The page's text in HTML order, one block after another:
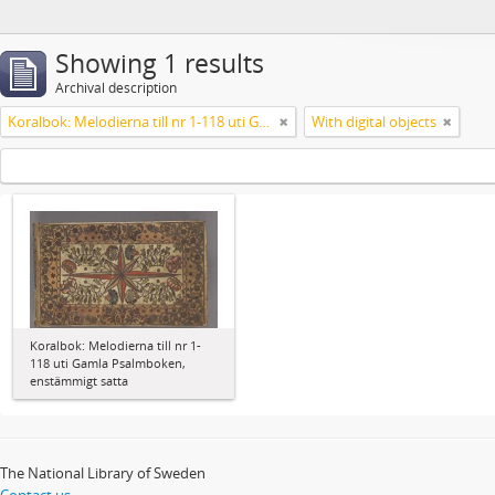
Showing 1 results
Archival description
Koralbok: Melodierna till nr 1-118 uti Gamla Psalmboken, enstämmigt satta With digital objects
Koralbok: Melodierna till nr 1-
118 uti Gamla Psalmboken,
enstämmigt satta
The National Library of Sweden